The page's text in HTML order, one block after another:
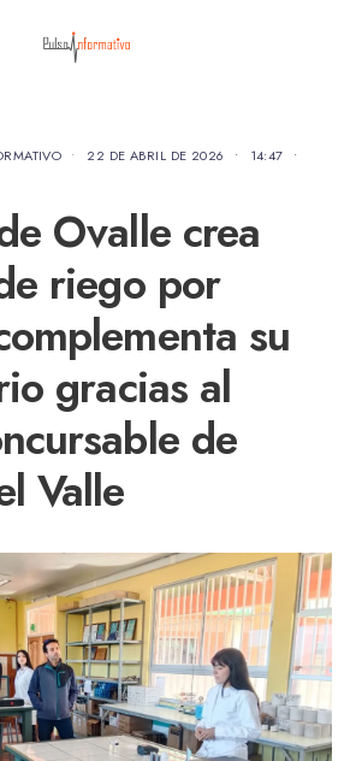
• 22 DE ABRIL DE 2026 • 14:47
•
Ovalle crea
riego por
su
gracias al
de
Valle